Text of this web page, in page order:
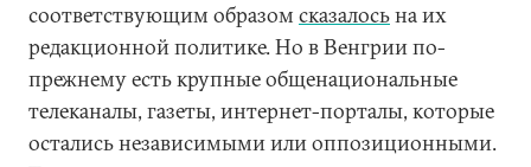
соответствующим образом сказалосьна их
редакционной политике. Но в Венгрии по-
прежнему есть крупные общенациональные
телеканалы, газеты, интернет-порталы, которые
остались независимыми или оппозиционными.